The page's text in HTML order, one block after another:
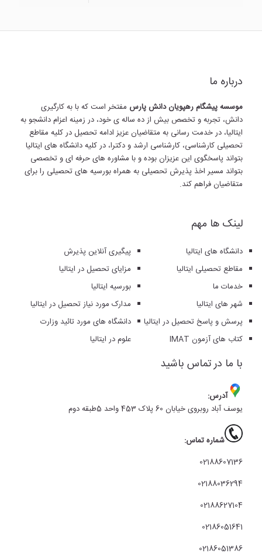
درباره ما
موسسه پیشگام رهپویان دانش پارس مفتخر است که با به کارگیری
دانش، تجربه و تخصص بیش از ده ساله ی خود، در زمینه اعزام دانشجو به
ایتالیا، در خدمت رسانی به متقاضیان عزیز ادامه تحصیل در کلیه مقاطع
تحصیلی کارشناسی، کارشناسی ارشد و دکترا، در کلیه دانشگاه های ایتالیا
بتواند پاسخگوی این عزیزان بوده و با مشاوره های حرفه ای و تخصصی
بتواند مسیر اخذ پذیرش تحصیلی به همراه بورسیه های تحصیلی را برای
متقاضیان فراهم کند.
لینک ها مهم
پیگیری آنلاین پذیرش
مزایای تحصیل در ایتالیا
بورسیه ایتالیا
مدارک مورد نیاز تحصیل در ایتالیا
دانشگاه های مورد تائید وزارت
علوم در ایتالیا
دانشگاه های ایتالیا
مقاطع تحصیلی ایتالیا
خدمات ما
شهر های ایتالیا
پرسش و پاسخ تحصیل در ایتالیا
کتاب های آزمون IMAT
با ما در تماس باشید
آدرس:
یوسف آباد روبروی خیابان 60 پلاک 453 واحد 5طبقه دوم
شماره تماس:
02188607136
02188036294
02188627104
02186051641
02186051386